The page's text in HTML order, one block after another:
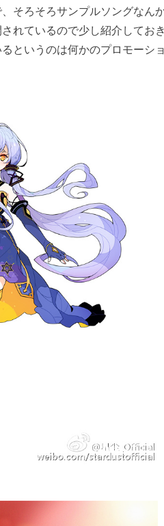
そろそろサンプルソングなん
れているので少し紹介しておき
というのは何かのプロモーシ